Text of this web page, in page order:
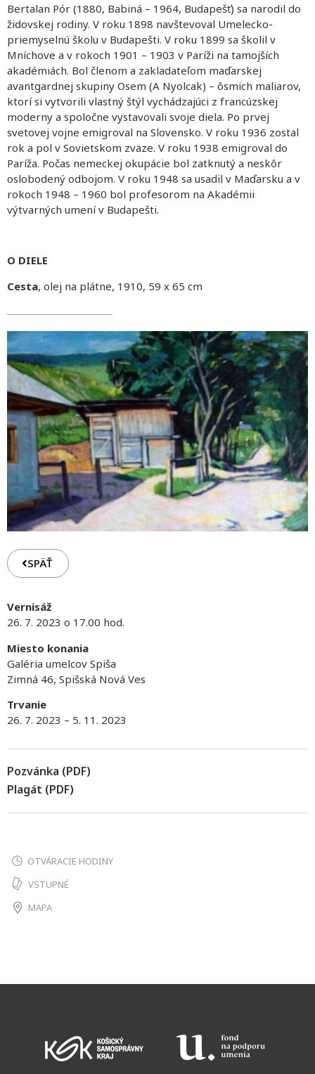
Bertalan Pór (1880, Babiná – 1964, Budapešť) sa narodil do
židovskej rodiny. V roku 1898 navštevoval Umelecko-
priemyselnú školu v Budapešti. V roku 1899 sa školil v
Mníchove a v rokoch 1901 – 1903 v Paríži na tamojších
akadémiách. Bol členom a zakladateľom maďarskej
avantgardnej skupiny Osem (A Nyolcak) – ôsmich maliarov,
ktorí si vytvorili vlastný štýl vychádzajúci z francúzskej
moderny a spoločne vystavovali svoje diela. Po prvej
svetovej vojne emigroval na Slovensko. V roku 1936 zostal
rok a pol v Sovietskom zväze. V roku 1938 emigroval do
Paríža. Počas nemeckej okupácie bol zatknutý a neskôr
oslobodený odbojom. V roku 1948 sa usadil v Maďarsku a v
rokoch 1948 – 1960 bol profesorom na Akadémii
výtvarných umení v Budapešti.
O DIELE
Cesta, olej na plátne, 1910, 59 x 65 cm
SPÄŤ
Vernisáž
26. 7. 2023 o 17.00 hod.
Miesto konania
Galéria umelcov Spiša
Zimná 46, Spišská Nová Ves
Trvanie
26. 7. 2023 – 5. 11. 2023
Pozvánka (PDF)
Plagát (PDF)
OTVÁRACIE HODINY
VSTUPNÉ
MAPA